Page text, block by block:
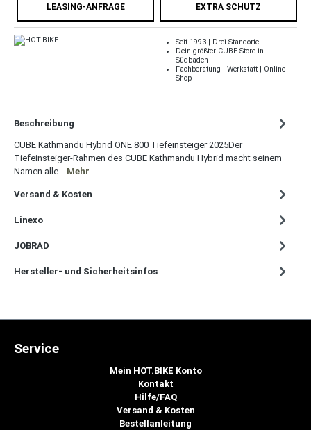
LEASING-ANFRAGE EXTRA SCHUTZ
Seit 1993 | Drei Standorte
Dein größter CUBE Store in
Südbaden
Fachberatung | Werkstatt | Online-
Shop
Beschreibung
CUBE Kathmandu Hybrid ONE 800 Tiefeinsteiger 2025Der
Tiefeinsteiger-Rahmen des CUBE Kathmandu Hybrid macht seinem
Namen alle… Mehr
Versand & Kosten
Linexo
JOBRAD
Hersteller- und Sicherheitsinfos
Service
Mein HOT.BIKE Konto
Kontakt
Hilfe/FAQ
Versand & Kosten
Bestellanleitung